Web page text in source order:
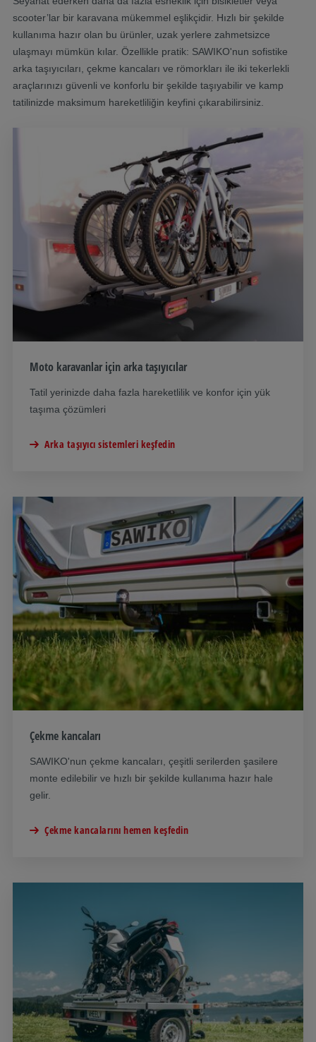
scooter’lar bir karavana mükemmel eşlikçidir. Hızlı bir şekilde
kullanıma hazır olan bu ürünler, uzak yerlere zahmetsizce
ulaşmayı mümkün kılar. Özellikle pratik: SAWIKO'nun sofistike
arka taşıyıcıları, çekme kancaları ve römorkları ile iki tekerlekli
araçlarınızı güvenli ve konforlu bir şekilde taşıyabilir ve kamp
tatilinizde maksimum hareketliliğin keyfini çıkarabilirsiniz.
Moto karavanlar için arka taşıyıcılar
Tatil yerinizde daha fazla hareketlilik ve konfor için yük
taşıma çözümleri
Arka taşıyıcı sistemleri keşfedin
Çekme kancaları
SAWIKO'nun çekme kancaları, çeşitli serilerden şasilere
monte edilebilir ve hızlı bir şekilde kullanıma hazır hale
gelir.
Çekme kancalarını hemen keşfedin